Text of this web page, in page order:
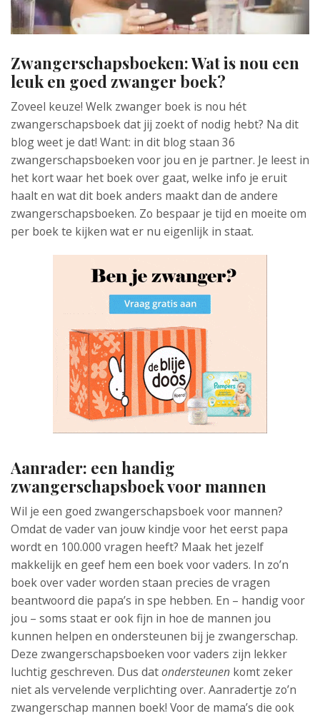
Zwangerschapsboeken:Wat is nou een
leuk en goed zwanger boek?
Zoveel keuze! Welk zwanger boek is nou hét
zwangerschapsboek dat jij zoekt of nodig hebt? Na dit
blog weet je dat! Want: in dit blog staan 36
zwangerschapsboeken voor jou en je partner. Je leest in
het kort waar het boek over gaat, welke info je eruit
haalt en wat dit boek anders maakt dan de andere
zwangerschapsboeken. Zo bespaar je tijd en moeite om
per boek te kijken wat er nu eigenlijk in staat.
Aanrader: een handig
zwangerschapsboek voor mannen
Wil je een goed zwangerschapsboek voor mannen?
Omdat de vader van jouw kindje voor het eerst papa
wordt en 100.000 vragen heeft? Maak het jezelf
makkelijk en geef hem een boek voor vaders. In zo’n
boek over vader worden staan precies de vragen
beantwoord die papa’s in spe hebben. En – handig voor
jou – soms staat er ook fijn in hoe de mannen jou
kunnen helpen en ondersteunen bij je zwangerschap.
Deze zwangerschapsboeken voor vaders zijn lekker
luchtig geschreven. Dus datondersteunen komt zeker
niet als vervelende verplichting over. Aanradertje zo’n
zwangerschap mannen boek! Voor de mama’s die ook